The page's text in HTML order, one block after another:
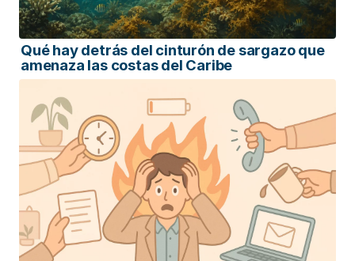
Qué hay detrás del cinturón de sargazo que
amenaza las costas del Caribe